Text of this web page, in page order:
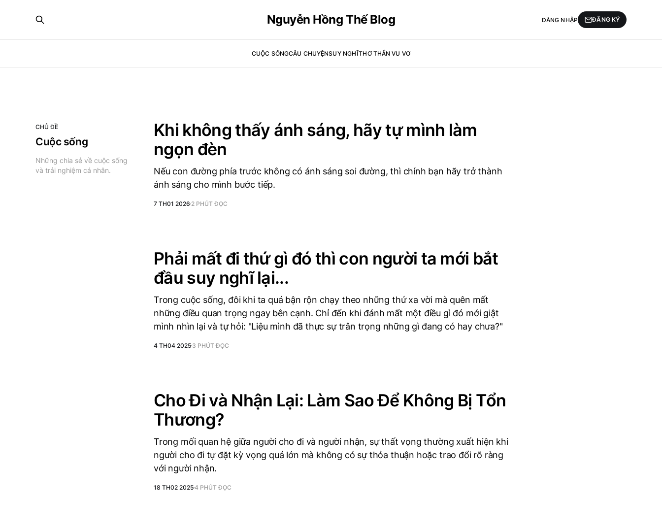
Nguyễn Hồng Thế Blog
CUỘC SỐNGCÂU CHUYỆNSUY NGHĨTHƠ THẨN VU VƠ
ĐĂNG NHẬP ĐĂNG KÝ
CHỦ ĐỀ
Cuộc sống
Những chia sẻ về cuộc sống
và trải nghiệm cá nhân.
Khi không thấy ánh sáng, hãy tự mình làm
ngọn đèn
Nếu con đường phía trước không có ánh sáng soi đường, thì chính bạn hãy trở thành
ánh sáng cho mình bước tiếp.
7 TH01 2026 2 PHÚT ĐỌC
Phải mất đi thứ gì đó thì con người ta mới bắt
đầu suy nghĩ lại...
Trong cuộc sống, đôi khi ta quá bận rộn chạy theo những thứ xa vời mà quên mất
những điều quan trọng ngay bên cạnh. Chỉ đến khi đánh mất một điều gì đó mới giật
mình nhìn lại và tự hỏi: "Liệu mình đã thực sự trân trọng những gì đang có hay chưa?"
4 TH04 2025 3 PHÚT ĐỌC
Cho Đi và Nhận Lại: Làm Sao Để Không Bị Tổn
Thương?
Trong mối quan hệ giữa người cho đi và người nhận, sự thất vọng thường xuất hiện khi
người cho đi tự đặt kỳ vọng quá lớn mà không có sự thỏa thuận hoặc trao đổi rõ ràng
với người nhận.
18 TH02 20254 PHÚT ĐỌC